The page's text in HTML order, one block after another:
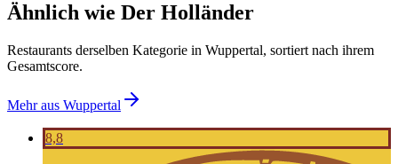
Ähnlich wie Der Holländer
Restaurants derselben Kategorie in Wuppertal, sortiert nach ihrem
Gesamtscore.
Mehr aus Wuppertal
8,8